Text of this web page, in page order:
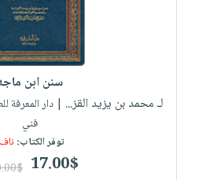
سنن ابن
لـ محمد بن يزيد القز... | دار المعرفة
فني
توفر الكتاب:
17.00$